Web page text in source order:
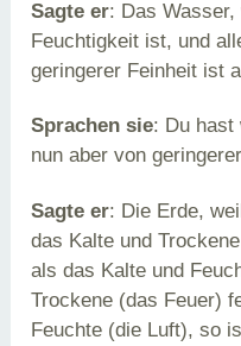
Sagte er: Das
Feuchtigkeit ist, und
geringerer Feinheit ist
Sprachen sie: Du hast
nun aber von
Sagte er: Die Erde,
das Kalte und
als das Kalte und
Trockene (das Feuer)
Feuchte (die Luft), so